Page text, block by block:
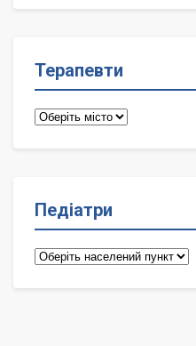
Терапевти
Терапевти
Педіатри
Педіатри